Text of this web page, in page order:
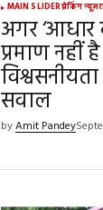
MAIN SLIDERब्रेकिंग न्यूज़
अगर ‘आधार
प्रमाण नहीं
सवाल
byAmit Pandey